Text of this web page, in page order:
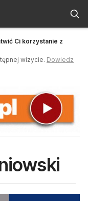
Ci korzystanie z
wizycie. Dowiedz